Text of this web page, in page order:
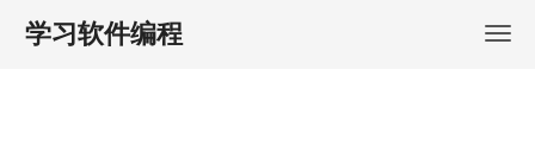
学习软件编程